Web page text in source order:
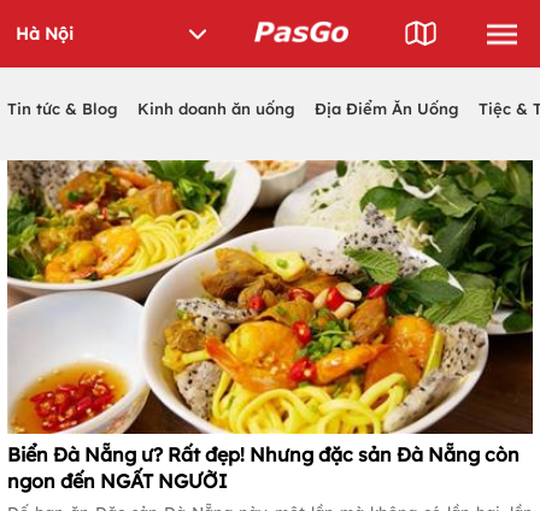
Tin tức & Blog Kinh doanh ăn uống Địa Điểm Ăn Uống Tiệc &
Biển Đà Nẵng ư? Rất đẹp! Nhưng đặc sản Đà Nẵng còn
ngon đến NGẤT NGƯỜI